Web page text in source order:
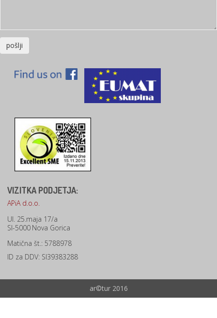
pošlji
VIZITKA PODJETJA:
APiA d.o.o.
Ul. 25.maja 17/a
SI-5000 Nova Gorica
Matična št.: 5788978
ID za DDV: SI39383288
ar©tur 2016